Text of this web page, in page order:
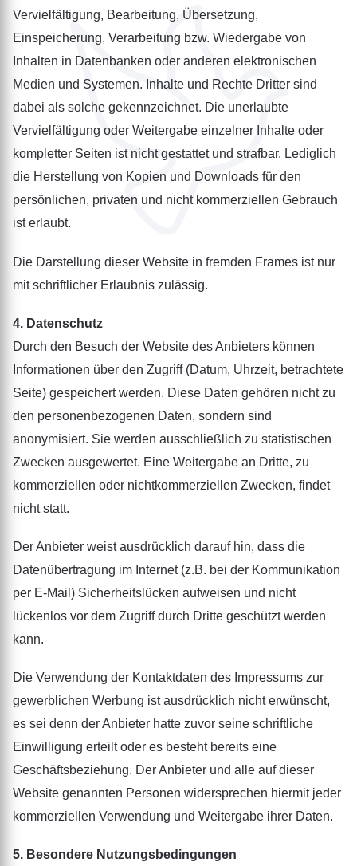
Vervielfältigung, Bearbeitung, Übersetzung,
Einspeicherung, Verarbeitung bzw. Wiedergabe von
Inhalten in Datenbanken oder anderen elektronischen
Medien und Systemen. Inhalte und Rechte Dritter sind
dabei als solche gekennzeichnet. Die unerlaubte
Vervielfältigung oder Weitergabe einzelner Inhalte oder
kompletter Seiten ist nicht gestattet und strafbar. Lediglich
die Herstellung von Kopien und Downloads für den
persönlichen, privaten und nicht kommerziellen Gebrauch
ist erlaubt.
Die Darstellung dieser Website in fremden Frames ist nur
mit schriftlicher Erlaubnis zulässig.
4. Datenschutz
Durch den Besuch der Website des Anbieters können
Informationen über den Zugriff (Datum, Uhrzeit, betrachtete
Seite) gespeichert werden. Diese Daten gehören nicht zu
den personenbezogenen Daten, sondern sind
anonymisiert. Sie werden ausschließlich zu statistischen
Zwecken ausgewertet. Eine Weitergabe an Dritte, zu
kommerziellen oder nichtkommerziellen Zwecken, findet
nicht statt.
Der Anbieter weist ausdrücklich darauf hin, dass die
Datenübertragung im Internet (z.B. bei der Kommunikation
per E-Mail) Sicherheitslücken aufweisen und nicht
lückenlos vor dem Zugriff durch Dritte geschützt werden
kann.
Die Verwendung der Kontaktdaten des Impressums zur
gewerblichen Werbung ist ausdrücklich nicht erwünscht,
es sei denn der Anbieter hatte zuvor seine schriftliche
Einwilligung erteilt oder es besteht bereits eine
Geschäftsbeziehung. Der Anbieter und alle auf dieser
Website genannten Personen widersprechen hiermit jeder
kommerziellen Verwendung und Weitergabe ihrer Daten.
5. Besondere Nutzungsbedingungen